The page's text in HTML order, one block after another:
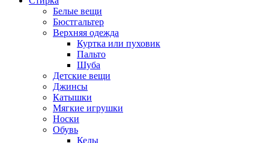
Белые вещи
Бюстгальтер
Верхняя одежда
Куртка или пуховик
Пальто
Шуба
Детские вещи
Джинсы
Катышки
Мягкие игрушки
Носки
Обувь
Кеды